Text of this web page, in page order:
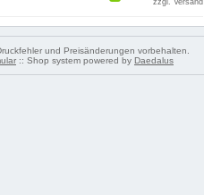
zzgl. Versand
und Preisänderungen vorbehalten.
:: Shop system powered by Daedalus